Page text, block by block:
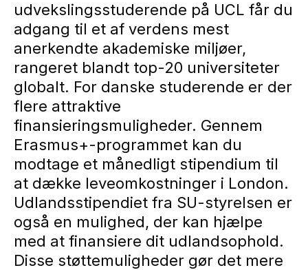
udvekslingsstuderende på UCL får du
adgang til et af verdens mest
anerkendte akademiske miljøer,
rangeret blandt top-20 universiteter
globalt. For danske studerende er der
flere attraktive
finansieringsmuligheder. Gennem
Erasmus+-programmet kan du
modtage et månedligt stipendium til
at dække leveomkostninger i London.
Udlandsstipendiet fra SU-styrelsen er
også en mulighed, der kan hjælpe
med at finansiere dit udlandsophold.
Disse støttemuligheder gør det mere